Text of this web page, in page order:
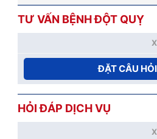
TƯ VẤN BỆNH ĐỘT QUỴ
ĐẶT CÂU HỎI
HỎI ĐÁP DỊCH VỤ